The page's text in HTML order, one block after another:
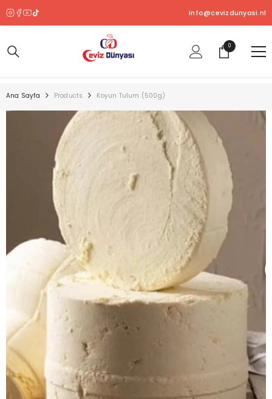
info@cevizdunyasi.nl
00
ürün
Ana Sayfa Products Koyun Tulum (500g)